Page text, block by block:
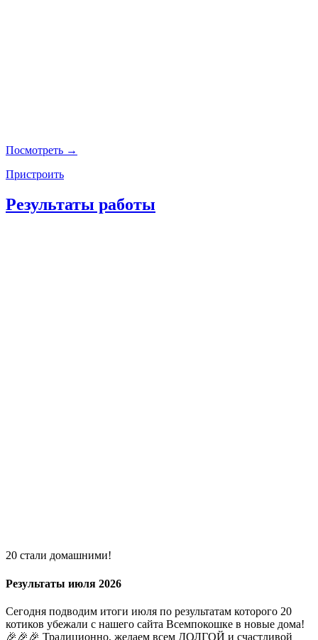
Посмотреть →
Пристроить
Результаты работы
20 стали домашними!
Результаты июля 2026
Сегодня подводим итоги июля по результатам которого 20
котиков убежали с нашего сайта Всемпокошке в новые дома!
🎉🎉🎉 Традиционно, желаем всем ДОЛГОЙ и счастливой